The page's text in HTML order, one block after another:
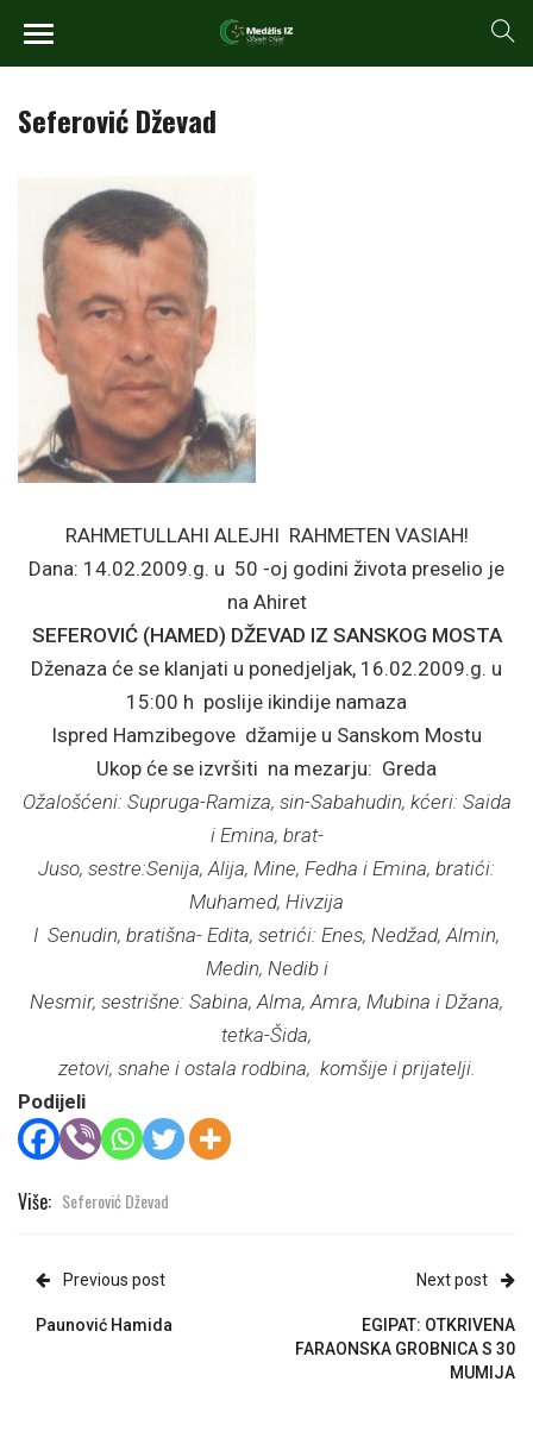
Seferović Dževad
RAHMETULLAHI ALEJHI RAHMETEN VASIAH!
Dana: 14.02.2009.g. u 50 -oj godini života preselio je
na Ahiret
SEFEROVIĆ (HAMED) DŽEVAD IZ SANSKOG MOSTA
Dženaza će se klanjati u ponedjeljak, 16.02.2009.g. u
15:00 h poslije ikindije namaza
Ispred Hamzibegove džamije u Sanskom Mostu
Ukop će se izvršiti na mezarju: Greda
Ožalošćeni: Supruga-Ramiza, sin-Sabahudin, kćeri: Saida
i Emina, brat-
Juso, sestre:Senija, Alija, Mine, Fedha i Emina, bratići:
Muhamed, Hivzija
I Senudin, bratišna- Edita, setrići: Enes, Nedžad, Almin,
Medin, Nedib i
Nesmir, sestrišne: Sabina, Alma, Amra, Mubina i Džana,
tetka-Šida,
zetovi, snahe i ostala rodbina, komšije i prijatelji.
Podijeli
Više: Seferović Dževad
Previous post
Paunović Hamida
Next post
EGIPAT: OTKRIVENA
FARAONSKA GROBNICA S 30
MUMIJA